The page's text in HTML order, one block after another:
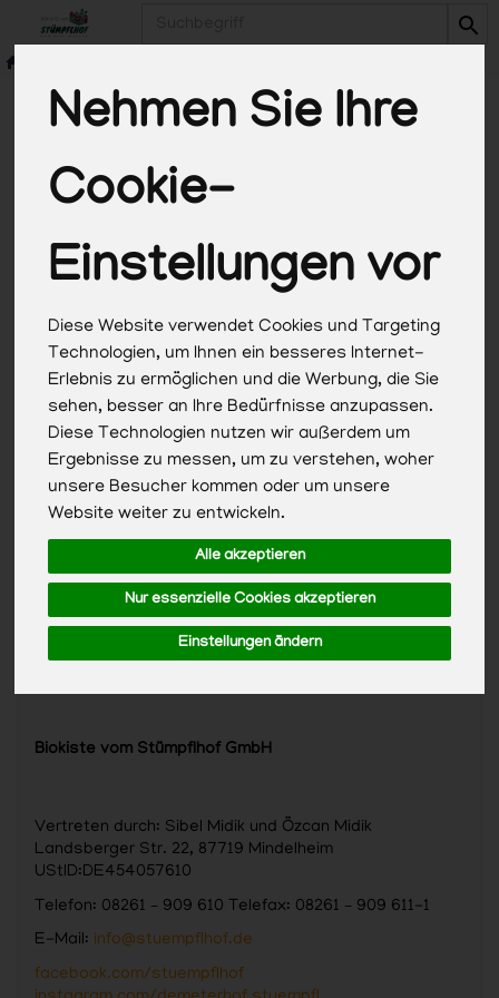
Nehmen Sie Ihre
Cookie-
Einstellungen vor
Diese Website verwendet Cookies und Targeting
Technologien, um Ihnen ein besseres Internet-
Erlebnis zu ermöglichen und die Werbung, die Sie
sehen, besser an Ihre Bedürfnisse anzupassen.
Diese Technologien nutzen wir außerdem um
Ergebnisse zu messen, um zu verstehen, woher
unsere Besucher kommen oder um unsere
Website weiter zu entwickeln.
Alle akzeptieren
Nur essenzielle Cookies akzeptieren
Einstellungen ändern
*Alle Preise in Euro (€) inkl. gesetzlicher
optionaler Servicegebühren. Weitere Informationen
finden Siehier.
Biokiste vom Stümpflhof GmbH
Vertreten durch: Sibel Midik und Özcan Midik
Landsberger Str. 22, 87719 Mindelheim
UStID:DE454057610
Telefon: 08261 – 909 610 Telefax: 08261 – 909 611-1
E-Mail: info@stuempflhof.de
facebook.com/stuempflhof